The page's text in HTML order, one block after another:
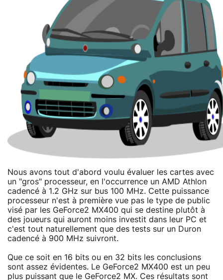
Nous avons tout d'abord voulu évaluer les cartes avec
un "gros" processeur, en l'occurrence un AMD Athlon
cadencé à 1.2 GHz sur bus 100 MHz. Cette puissance
processeur n'est à première vue pas le type de public
visé par les GeForce2 MX400 qui se destine plutôt à
des joueurs qui auront moins investit dans leur PC et
c'est tout naturellement que des tests sur un Duron
cadencé à 900 MHz suivront.
Que ce soit en 16 bits ou en 32 bits les conclusions
sont assez évidentes. Le GeForce2 MX400 est un peu
plus puissant que le GeForce2 MX. Ces résultats sont